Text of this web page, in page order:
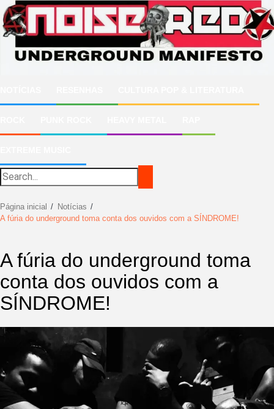
para
o
conteúdo
Página inicial
Notícias
A fúria do underground toma conta dos ouvidos com a SÍNDROME!
A fúria do underground toma
conta dos ouvidos com a
SÍNDROME!